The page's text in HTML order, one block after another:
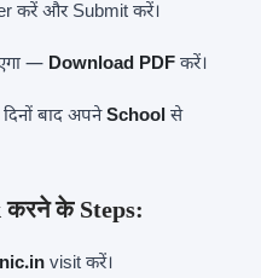
करें और Submit करें।
— Download PDF करें।
बाद अपनेSchool से
करने के Steps:
visit करें।